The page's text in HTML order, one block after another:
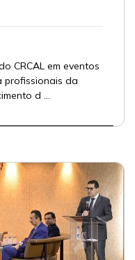
CRCAL em eventos
profissionais da
d ...